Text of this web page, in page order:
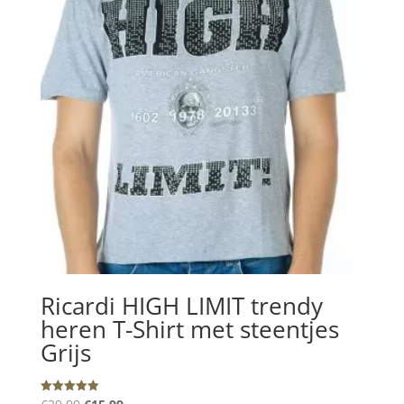
Ricardi HIGH LIMIT trendy
heren T-Shirt met steentjes
Grijs
Gewaardeerd